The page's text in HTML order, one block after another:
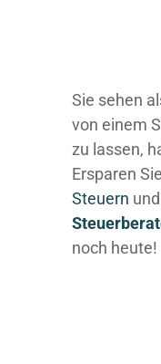
Sie sehen
von einem
zu lassen,
Ersparen
Steuern
noch heute!